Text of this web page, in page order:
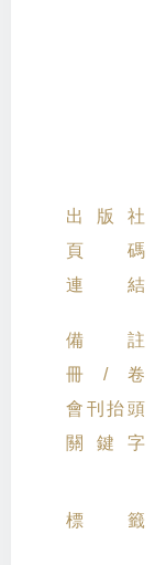
出版社
頁碼
連結
備註
冊/卷
會刊抬頭
關鍵字
標籤